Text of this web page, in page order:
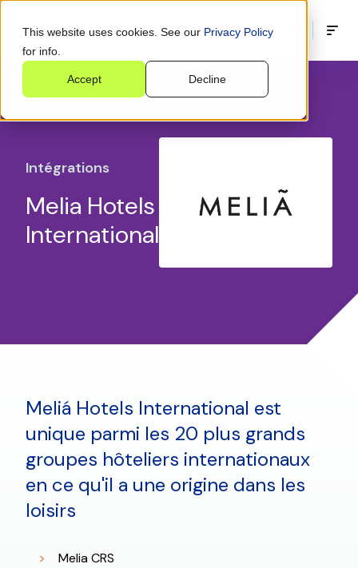
This website uses cookies. See our Privacy Policy
for info.
Accept Decline
Intégrations
Melia Hotels
International
Meliá Hotels International est
unique parmi les 20 plus grands
groupes hôteliers internationaux
en ce qu'il a une origine dans les
loisirs
Melia CRS